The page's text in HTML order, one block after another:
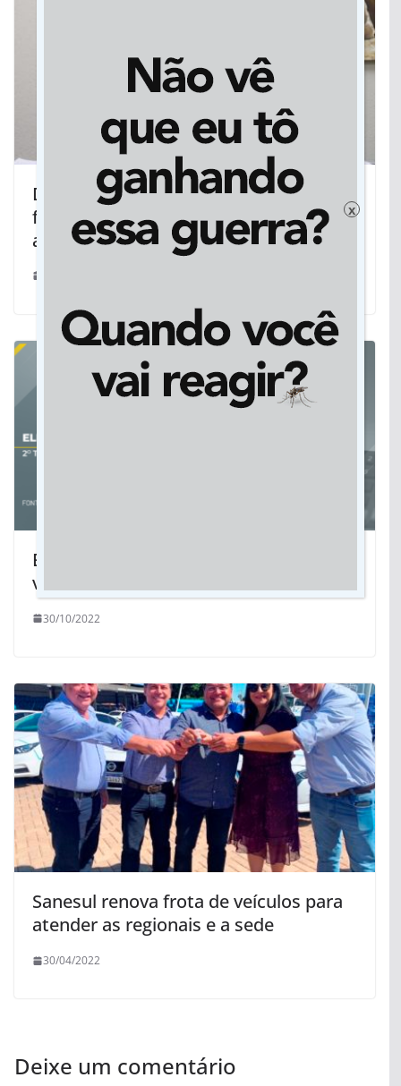
Dourados: Prefeitura cancela taxas de
fiscalização e localização para
advogados
Eleições 2022: veja o resultado da
votação no Brasil e nos estados
30/10/2022
Sanesul renova frota de veículos para
atender as regionais e a sede
30/04/2022
Deixe um comentário
x